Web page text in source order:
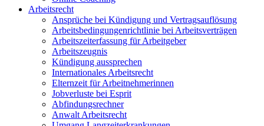
Arbeitsrecht
Ansprüche bei Kündigung und Vertragsauflösung
Arbeitsbedingungenrichtlinie bei Arbeitsverträgen
Arbeitszeiterfassung für Arbeitgeber
Arbeitszeugnis
Kündigung aussprechen
Internationales Arbeitsrecht
Elternzeit für Arbeitnehmerinnen
Jobverluste bei Esprit
Abfindungsrechner
Anwalt Arbeitsrecht